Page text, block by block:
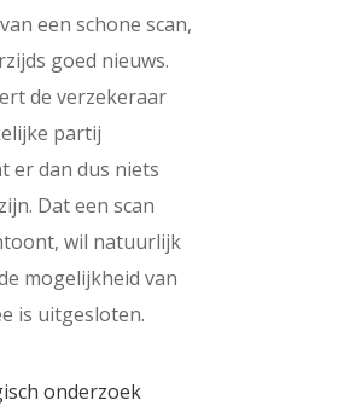
een schone scan,
goed nieuws.
de verzekeraar
partij
er dan dus niets
Dat een scan
wil natuurlijk
mogelijkheid van
is uitgesloten.
onderzoek